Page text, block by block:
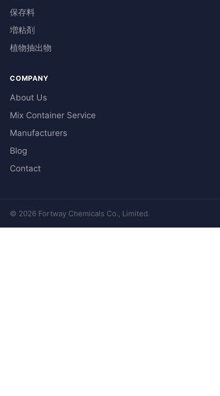
保存料
増粘剤
植物抽出物
COMPANY
About Us
Mix Container Service
Manufacturers
Blog
Contact
© 2026 Fortway Chemicals Co., Limited.